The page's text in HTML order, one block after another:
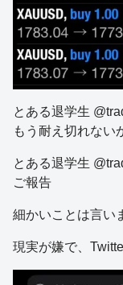
とある退学生
もう耐え切れない
とある退学生
ご報告
細かいことは言い
現実が嫌で、